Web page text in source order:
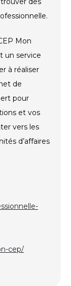
Mon
un service
à réaliser
de
pour
et vos
vers les
d’affaires
cep/